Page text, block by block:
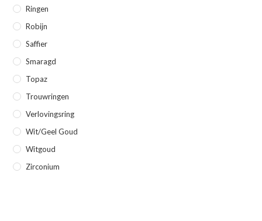
Ringen
Robijn
Saffier
Smaragd
Topaz
Trouwringen
Verlovingsring
Wit/geel Goud
Witgoud
Zirconium